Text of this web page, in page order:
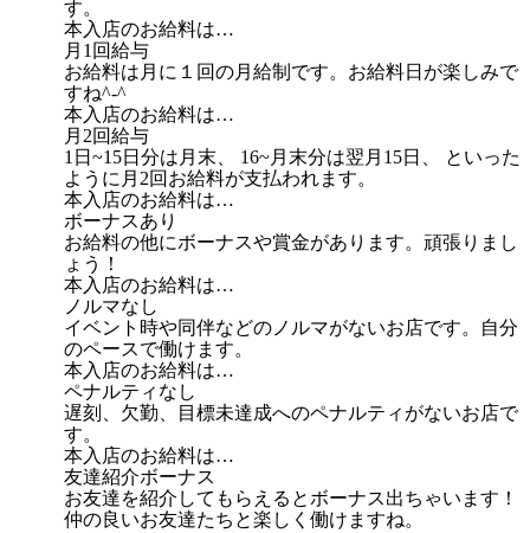
す。
本入店のお給料は…
月1回給与
お給料は月に１回の月給制です。お給料日が楽しみで
すね^-^
本入店のお給料は…
月2回給与
1日~15日分は月末、 16~月末分は翌月15日、 といった
ように月2回お給料が支払われます。
本入店のお給料は…
ボーナスあり
お給料の他にボーナスや賞金があります。頑張りまし
ょう！
本入店のお給料は…
ノルマなし
イベント時や同伴などのノルマがないお店です。自分
のペースで働けます。
本入店のお給料は…
ペナルティなし
遅刻、欠勤、目標未達成へのペナルティがないお店で
す。
本入店のお給料は…
友達紹介ボーナス
お友達を紹介してもらえるとボーナス出ちゃいます！
仲の良いお友達たちと楽しく働けますね。